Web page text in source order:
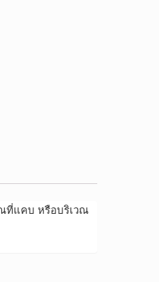
ที่แคบ หรือบริเวณ